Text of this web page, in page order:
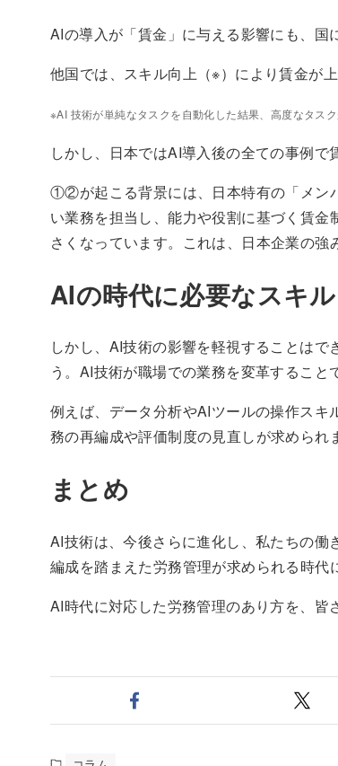
AIの導入が「賃金」に与える影響にも、国
他国では、スキル向上（※）により賃金が
※AI 技術が単純なタスクを自動化した結果、高度なタス
しかし、日本ではAI導入後の全ての事例で
①②が起こる背景には、日本特有の「メン
い業務を担当し、能力や役割に基づく賃
さくなっています。これは、日本企業の強
AIの時代に必要なスキ
しかし、AI技術の影響を軽視することは
う。AI技術が職場での業務を変革すること
例えば、データ分析やAIツールの操作ス
務の再編成や評価制度の見直しが求められ
まとめ
AI技術は、今後さらに進化し、私たちの
編成を踏まえた労務管理が求められる時代
AI時代に対応した労務管理のあり方を、皆